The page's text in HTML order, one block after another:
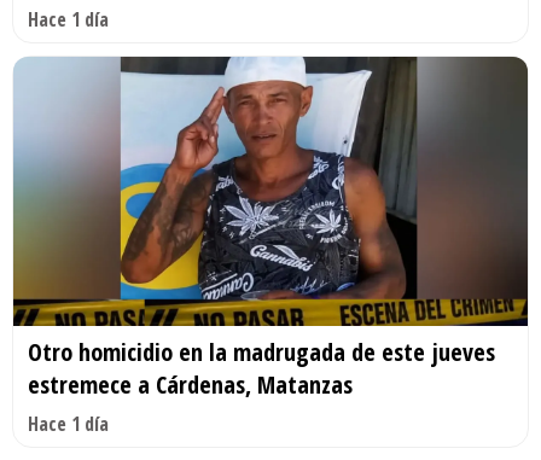
Hace 1 día
Otro homicidio en la madrugada de este jueves
estremece a Cárdenas, Matanzas
Hace 1 día